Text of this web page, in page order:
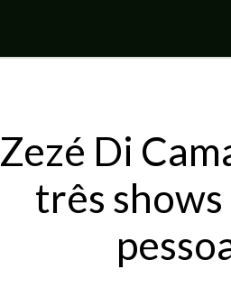
Zezé Di
três